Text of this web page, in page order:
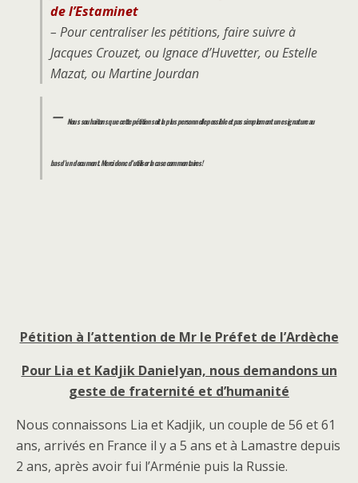
de l’Estaminet
– Pour centraliser les pétitions, faire suivre à
Jacques Crouzet, ou Ignace d’Huvetter, ou Estelle
Mazat, ou Martine Jourdan
– Nous souhaitons que cette pétition soit la plus personnelle possible et pas simplement une signature au
bas d’un document. Merci donc d’utiliser la case commentaires !
Pétition à l’attention de Mr le Préfet de l’Ardèche
Pour Lia et Kadjik Danielyan, nous demandons un
geste de fraternité et d’humanité
Nous connaissons Lia et Kadjik, un couple de 56 et 61
ans, arrivés en France il y a 5 ans et à Lamastre depuis
2 ans, après avoir fui l’Arménie puis la Russie.